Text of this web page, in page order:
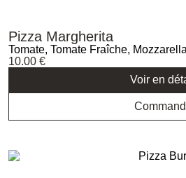
Pizza Margherita
Tomate, Tomate Fraîche,
10.00 €
Voir en